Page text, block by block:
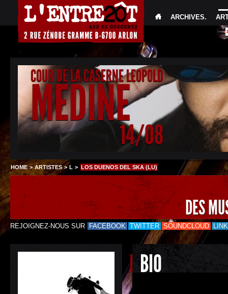
ARCHIVES.
COUR DE LA CASERNE LEOPOLD
MEDINE
14/08
HOME >ARTISTES>L > LOS DUENOS DEL SKA (LU)
DES
REJOIGNEZ-NOUS SUR FACEBOOK TWITTER SOUNDCLOUD
BIO